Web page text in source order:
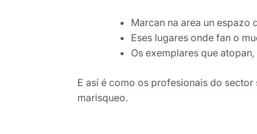
Marcan na area un espazo
Eses lugares onde fan o
Os exemplares que
E así é como os profesionais do
marisqueo.